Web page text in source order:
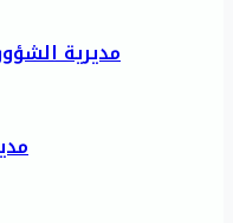
مديرية